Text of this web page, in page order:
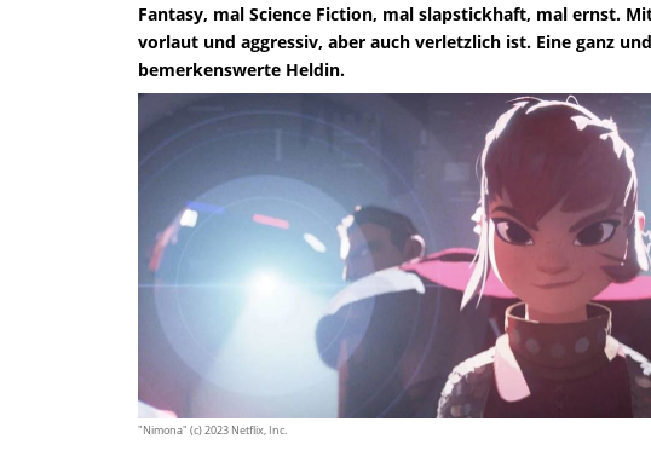
Fantasy, mal Science Fiction, mal slapstickhaft, mal ernst.
vorlaut und aggressiv, aber auch verletzlich ist. Eine ganz
bemerkenswerte Heldin.
"Nimona" (c) 2023 Netflix, Inc.